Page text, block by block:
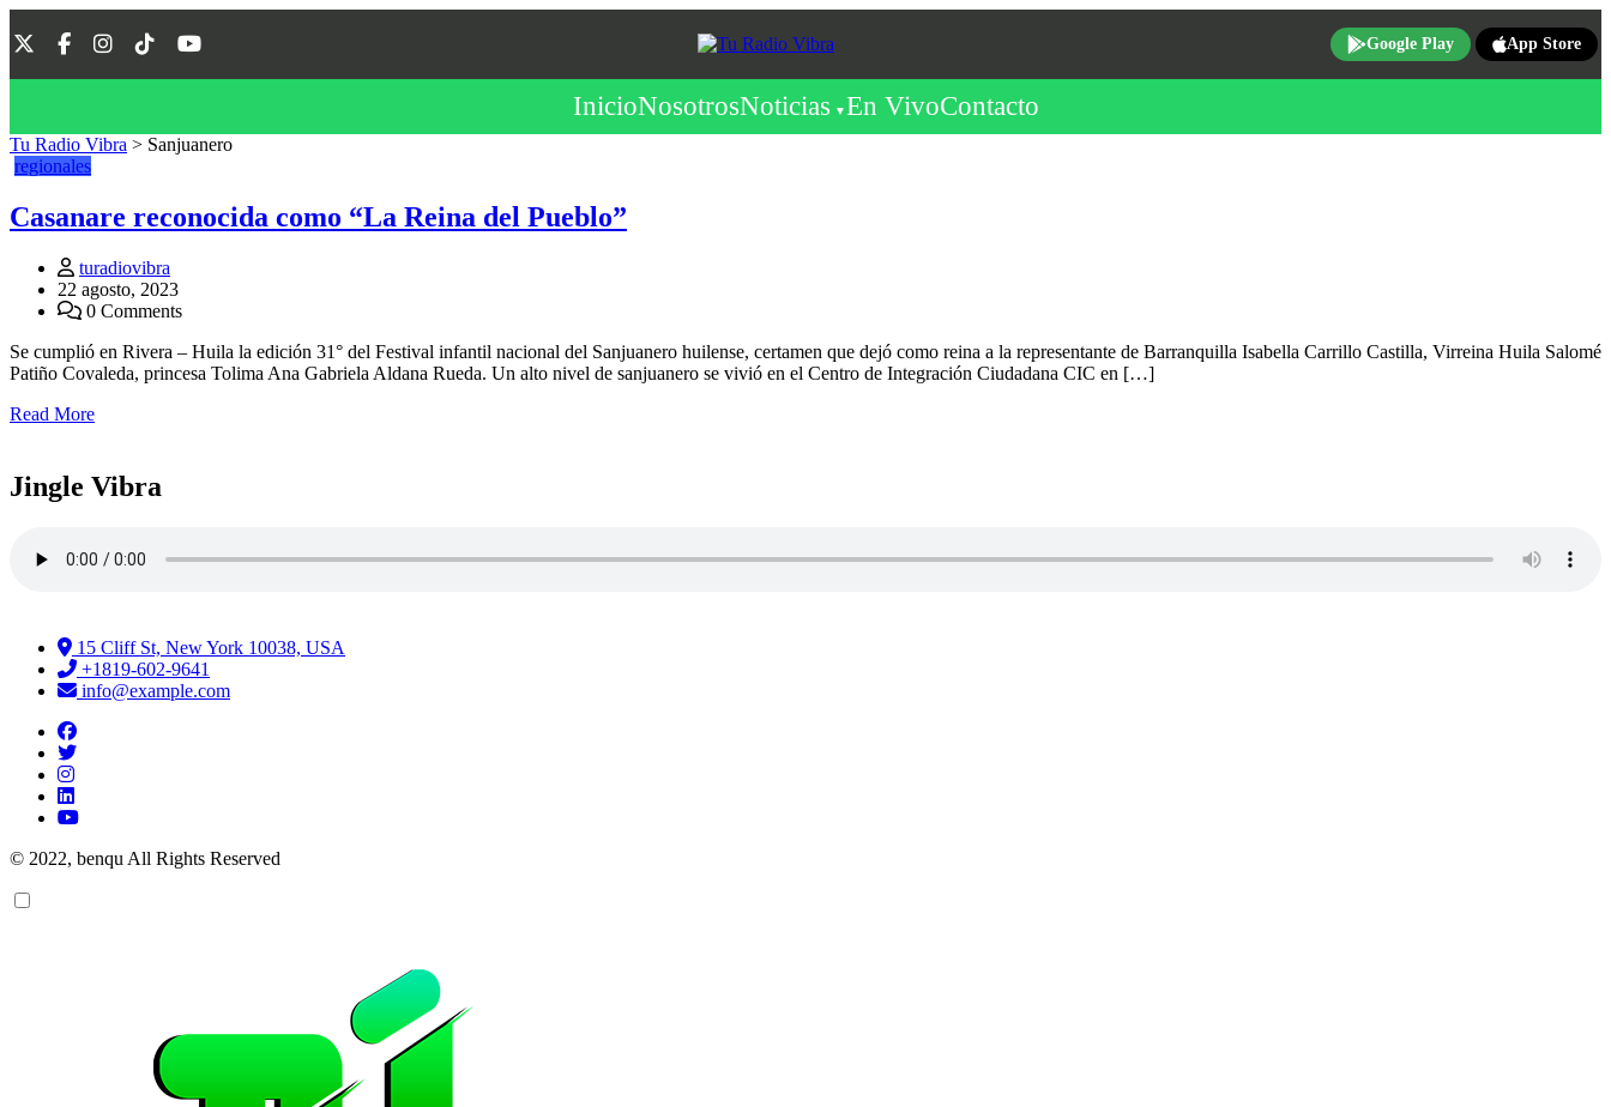
Google Play App Store
InicioNosotrosNoticias En VivoContacto
Tu Radio Vibra > Sanjuanero
regionales
Casanare reconocida como “La Reina del Pueblo”
turadiovibra
22 agosto, 2023
0 Comments
Se cumplió en Rivera – Huila la edición 31° del Festival infantil nacional del Sanjuanero huilense, certamen que dejó como reina a la representante de Barranquilla Isabella Carrillo Castilla, Virreina Huila Salomé
Patiño Covaleda, princesa Tolima Ana Gabriela Aldana Rueda. Un alto nivel de sanjuanero se vivió en el Centro de Integración Ciudadana CIC en […]
Read More
Jingle Vibra
15 Cliff St, New York 10038, USA
+1819-602-9641
info@example.com
© 2022, benqu All Rights Reserved